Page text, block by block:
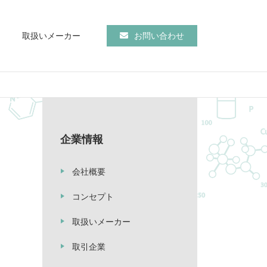
取扱いメーカー お問い合わせ
企業情報
会社概要
コンセプト
取扱いメーカー
取引企業